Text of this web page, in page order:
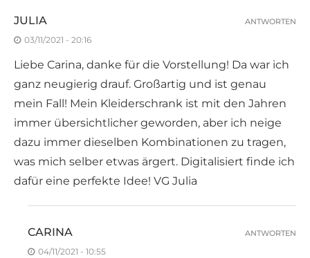
JULIA
03/11/2021 - 20:16
Liebe Carina, danke für die Vorstellung! Da war ich
ganz neugierig drauf. Großartig und ist genau
mein Fall! Mein Kleiderschrank ist mit den Jahren
immer übersichtlicher geworden, aber ich neige
dazu immer dieselben Kombinationen zu tragen,
was mich selber etwas ärgert. Digitalisiert finde ich
dafür eine perfekte Idee! VG Julia
ANTWORTEN
CARINA
04/11/2021 - 10:55
ANTWORTEN